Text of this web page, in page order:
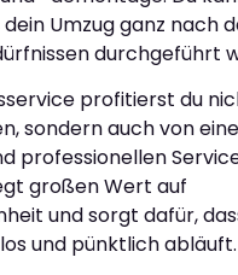
Umzug ganz nach
durchgeführt
profitierst du
sondern auch von
professionellen
großen Wert auf
und sorgt dafür,
und pünktlich abläuft.